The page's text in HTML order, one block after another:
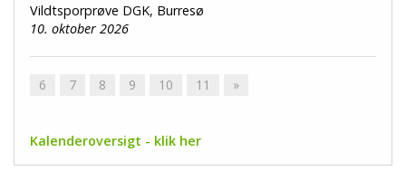
Vildtsporprøve DGK, Burresø
10. oktober 2026
6 7 8 9 10 11 »
Kalenderoversigt - klik her